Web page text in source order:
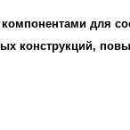
для
конструкций,